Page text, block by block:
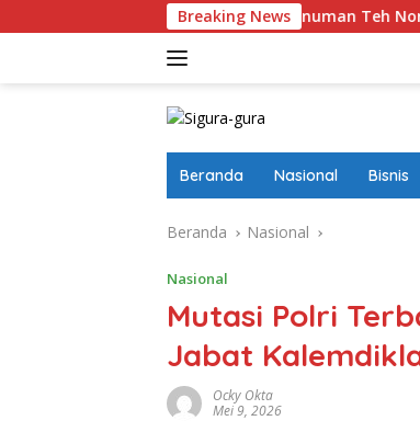
ke
Breaking News
Mirip Produk Halal, Minuman Teh Nonhalal Ke
Beranda Nasional Bisnis
Beranda Nasional
Nasional
Mutasi Polri
Jabat
Ocky Okta
Mei 9, 2026